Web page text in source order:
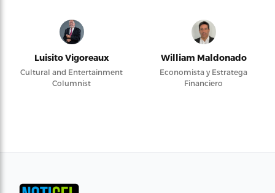
Luisito Vigoreaux
Cultural and Entertainment
Columnist
William Maldonado
Economista y Estratega
Financiero